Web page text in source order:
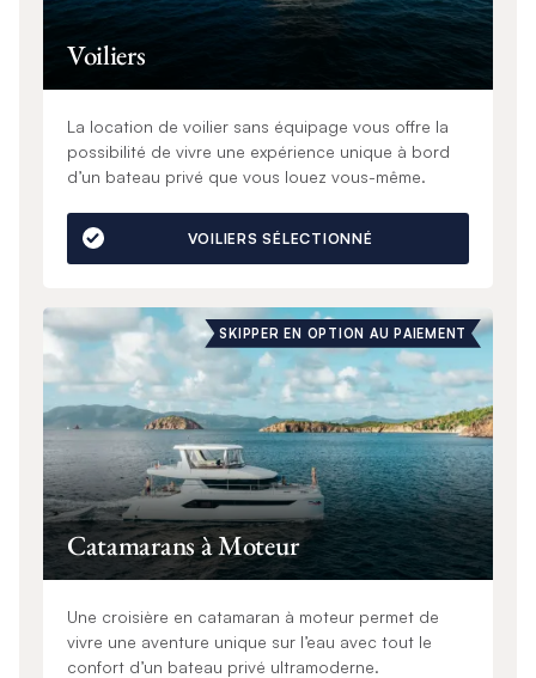
Voiliers
La location de voilier sans équipage vous offre la
possibilité de vivre une expérience unique à bord
d’un bateau privé que vous louez vous-même.
VOILIERS SÉLECTIONNÉ
SKIPPER EN OPTION AU PAIEMENT
Catamarans à Moteur
Une croisière en catamaran à moteur permet de
vivre une aventure unique sur l’eau avec tout le
confort d’un bateau privé ultramoderne.